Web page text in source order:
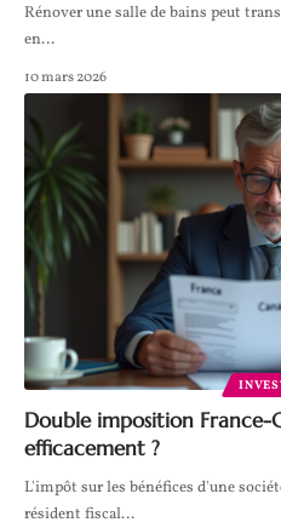
Rénover une salle de bains peut
en…
10 mars 2026
Double imposition France-
efficacement ?
L'impôt sur les bénéfices d'une
résident fiscal…